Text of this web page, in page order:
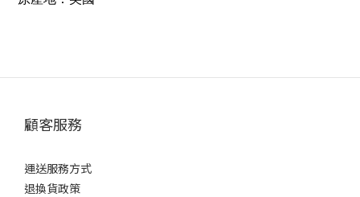
顧客服務
運送服務方式
退換貨政策